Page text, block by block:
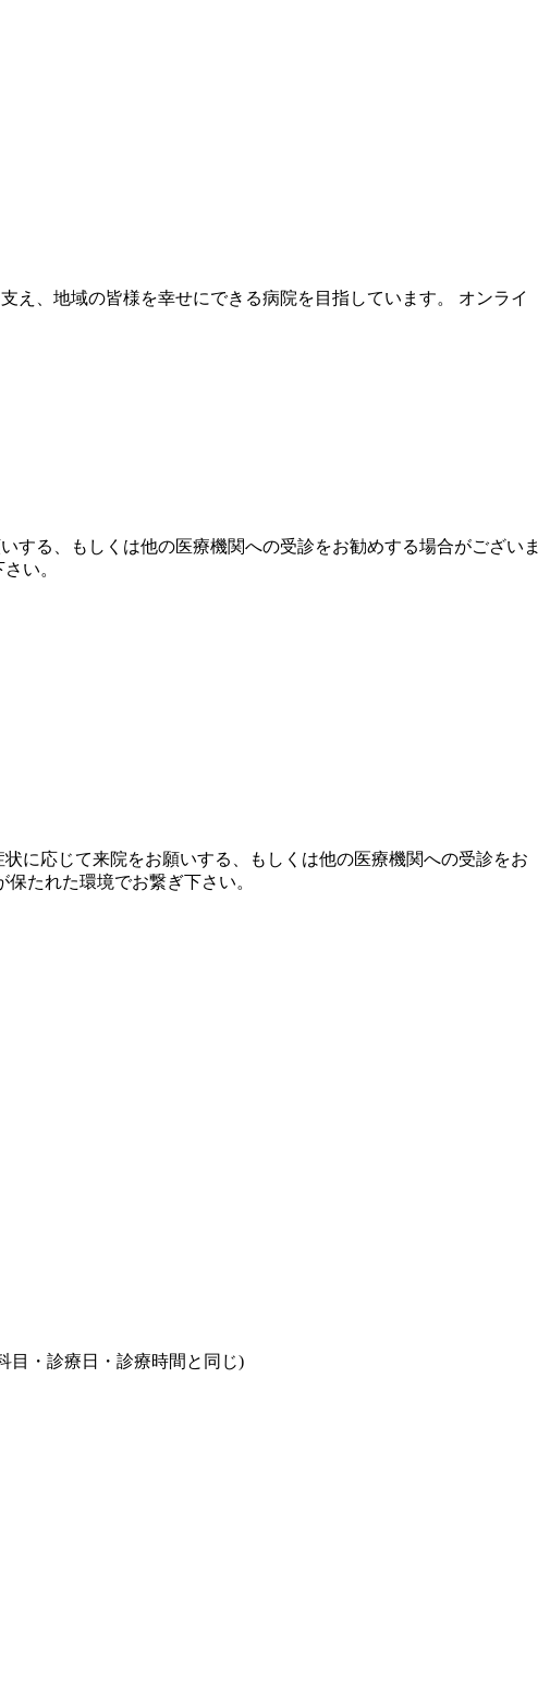
え、地域の皆様を幸せにできる病院を目指しています。 オンライ
する、もしくは他の医療機関への受診をお勧めする場合がございま
い。
に応じて来院をお願いする、もしくは他の医療機関への受診をお
たれた環境でお繋ぎ下さい。
目・診療日・診療時間と同じ)